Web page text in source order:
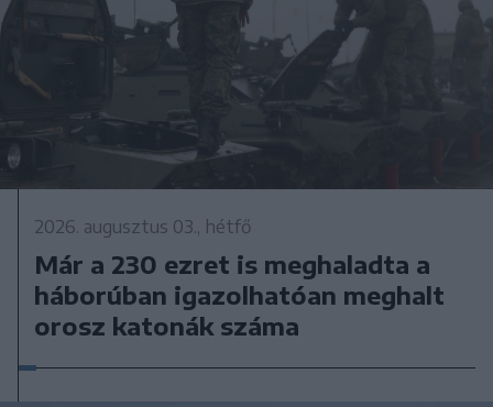
2026. augusztus 03., hétfő
Már a 230 ezret is meghaladta a
háborúban igazolhatóan meghalt
orosz katonák száma